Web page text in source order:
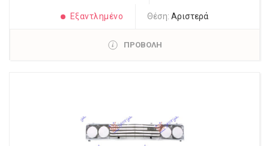
Εξαντλημένο Θέση:Αριστερά
ΠΡΟΒΟΛΗ